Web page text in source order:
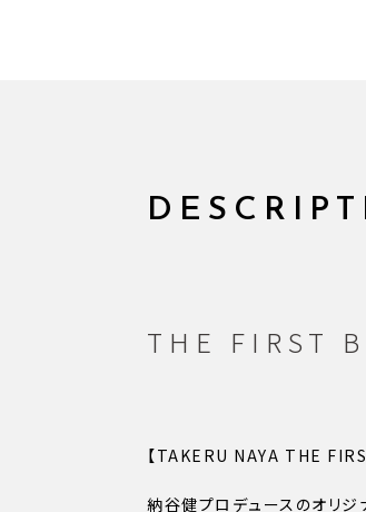
THE FIRST
【TAKERU NAYA THE
納谷健プロデュースのオリジ